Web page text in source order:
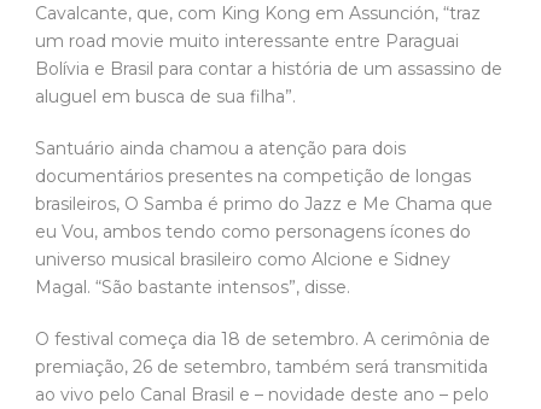
Cavalcante, que, com King Kong em Assunción, “traz
um road movie muito interessante entre Paraguai
Bolívia e Brasil para contar a história de um assassino de
aluguel em busca de sua filha”.
Santuário ainda chamou a atenção para dois
documentários presentes na competição de longas
brasileiros, O Samba é primo do Jazz e Me Chama que
eu Vou, ambos tendo como personagens ícones do
universo musical brasileiro como Alcione e Sidney
Magal. “São bastante intensos”, disse.
O festival começa dia 18 de setembro. A cerimônia de
premiação, 26 de setembro, também será transmitida
ao vivo pelo Canal Brasil e – novidade deste ano – pelo